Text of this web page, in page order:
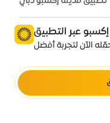
معلومات تهمك
عبر التطبيق